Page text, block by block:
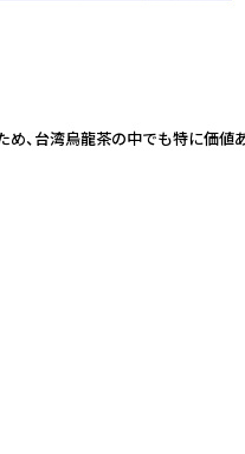
、台湾烏龍茶の中でも特に価値